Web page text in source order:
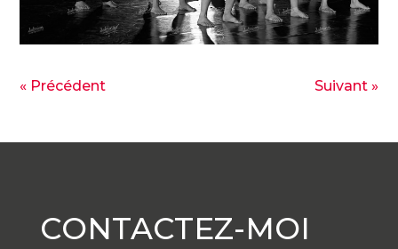
« Précédent Suivant »
CONTACTEZ-MOI